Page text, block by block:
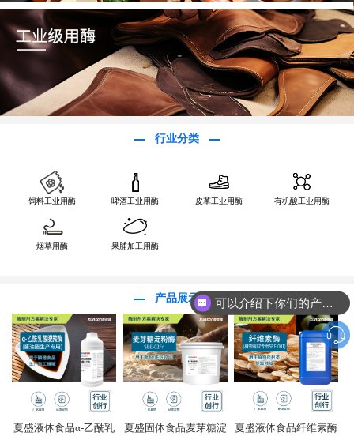
行业分类
饲料工业用酶 啤酒工业用酶 皮革工业用酶 有机酸工业用酶
烟草用酶 果脯加工用酶
产品展示
夏盛液体食品α-乙酰乳
夏盛固体食品麦芽糖淀
夏盛液体食品纤维素酶
可以介绍下你们的产品么？